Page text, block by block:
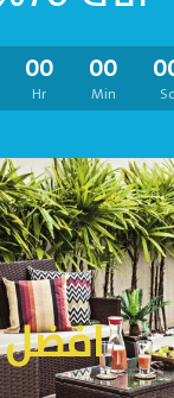
00
Hr
00
Min Sc
افضل